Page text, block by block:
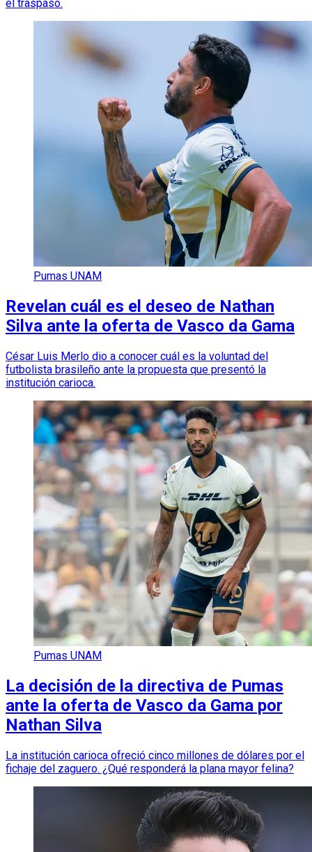
el traspaso.
Pumas UNAM
Revelan cuál es el deseo de Nathan
Silva ante la oferta de Vasco da Gama
César Luis Merlo dio a conocer cuál es la voluntad del
futbolista brasileño ante la propuesta que presentó la
institución carioca.
Pumas UNAM
La decisión de la directiva de Pumas
ante la oferta de Vasco da Gama por
Nathan Silva
La institución carioca ofreció cinco millones de dólares por el
fichaje del zaguero. ¿Qué responderá la plana mayor felina?